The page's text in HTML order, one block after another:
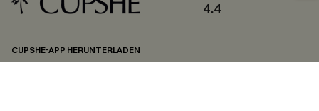
4.4
CUPSHE-APP HERUNTERLADEN